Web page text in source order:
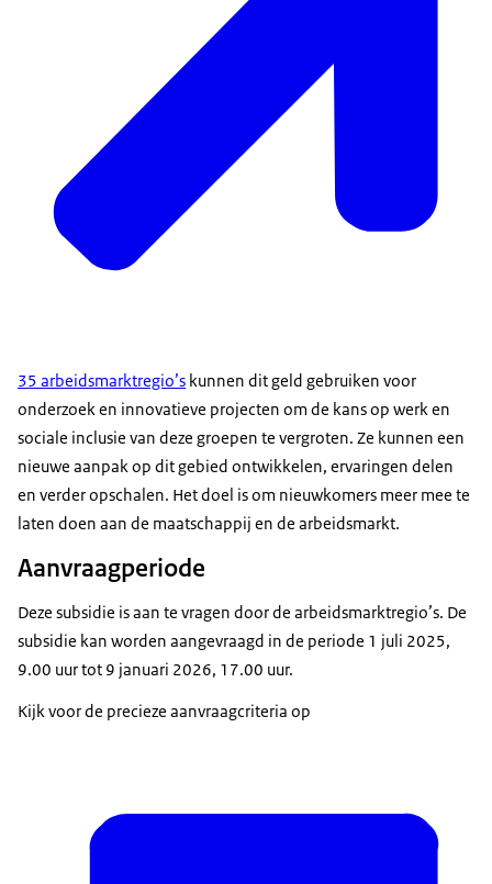
35 arbeidsmarktregio’s kunnen dit geld gebruiken voor
onderzoek en innovatieve projecten om de kans op werk en
sociale inclusie van deze groepen te vergroten. Ze kunnen een
nieuwe aanpak op dit gebied ontwikkelen, ervaringen delen
en verder opschalen. Het doel is om nieuwkomers meer mee te
laten doen aan de maatschappij en de arbeidsmarkt.
Aanvraagperiode
Deze subsidie is aan te vragen door de arbeidsmarktregio’s. De
subsidie kan worden aangevraagd in de periode 1 juli 2025,
9.00 uur tot 9 januari 2026, 17.00 uur.
Kijk voor de precieze aanvraagcriteria op